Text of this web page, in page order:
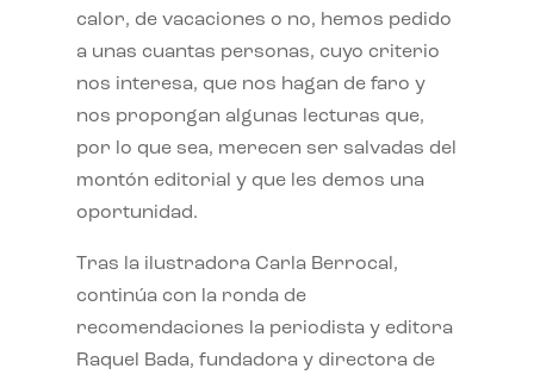
calor, de vacaciones o no, hemos pedido
a unas cuantas personas, cuyo criterio
nos interesa, que nos hagan de faro y
nos propongan algunas lecturas que,
por lo que sea, merecen ser salvadas del
montón editorial y que les demos una
oportunidad.
Tras la ilustradora Carla Berrocal,
continúa con la ronda de
recomendaciones la periodista y editora
Raquel Bada, fundadora y directora de